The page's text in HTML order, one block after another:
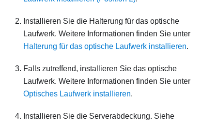
Installieren Sie die Halterung für das optische
Laufwerk. Weitere Informationen finden Sie unter
Halterung für das optische Laufwerk installieren.
Falls zutreffend, installieren Sie das optische
Laufwerk. Weitere Informationen finden Sie unter
Optisches Laufwerk installieren.
Installieren Sie die Serverabdeckung. Siehe